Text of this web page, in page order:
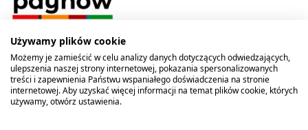
Deante sp. z o.o. 1990-2026
Polityka prywatności Regulamin Polityka cookies
Używamy plików cookie
Możemy je zamieścić w celu analizy danych dotyczących odwiedzających,
ulepszenia naszej strony internetowej, pokazania spersonalizowanych
treści i zapewnienia Państwu wspaniałego doświadczenia na stronie
internetowej. Aby uzyskać więcej informacji na temat plików cookie, których
używamy, otwórz ustawienia.